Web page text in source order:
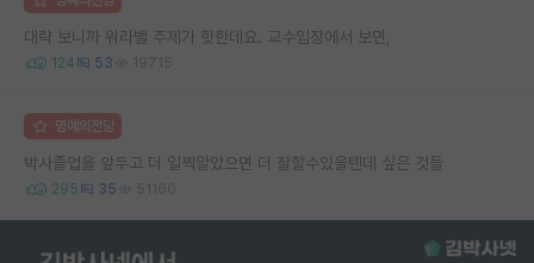
대략 보니까 워라밸 주제가 핫한데요. 교수입장에서 보면,
124 53 19715
명예의전당
박사졸업을 앞두고 더 일찍알았으면 더 잘할수있을텐데 싶은 것들
295 35 51160